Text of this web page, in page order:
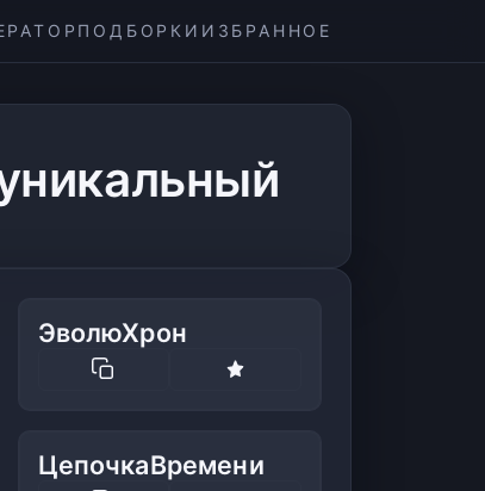
ПОДБОРКИ ИЗБРАННОЕ
ЭволюХрон
ЦепочкаВремени